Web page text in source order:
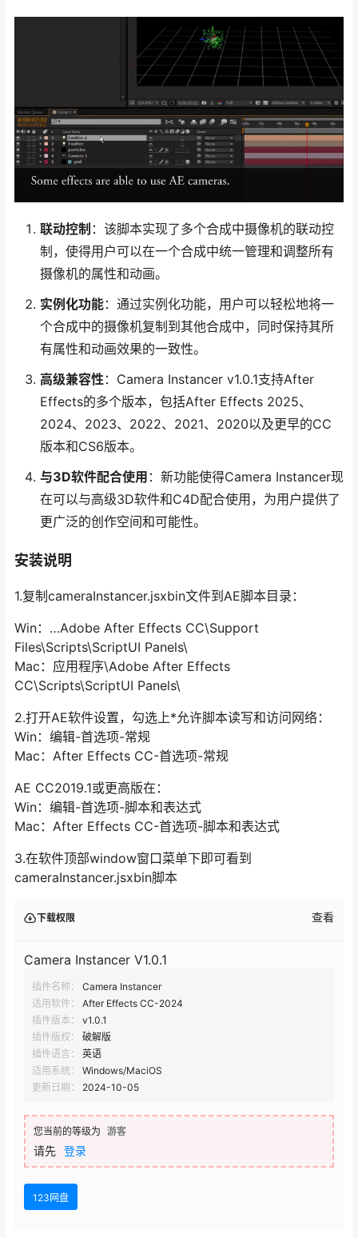
联动控制 ：该脚本实现了多个合成中摄像机的联动控
制，使得用户可以在一个合成中统一管理和调整所有
摄像机的属性和动画。
实例化功能：通过实例化功能，用户可以轻松地将一
个合成中的摄像机复制到其他合成中，同时保持其所
有属性和动画效果的一致性。
高级兼容性 ：Camera Instancer v1.0.1支持After
Effects的多个版本，包括After Effects 2025、
2024、2023、2022、2021、2020以及更早的CC
版本和CS6版本。
与3D软件配合使用 ：新功能使得Camera Instancer现
在可以与高级3D软件和C4D配合使用，为用户提供了
更广泛的创作空间和可能性。
安装说明
1.复制cameraInstancer.jsxbin文件到AE脚本目录：
Win：…Adobe After Effects CC\Support
Files\Scripts\ScriptUI Panels\
Mac：应用程序\Adobe After Effects
CC\Scripts\ScriptUI Panels\
2.打开AE软件设置，勾选上*允许脚本读写和访问网络：
Win：编辑-首选项-常规
Mac：After Effects CC-首选项-常规
AE CC2019.1或更高版在：
Win：编辑-首选项-脚本和表达式
Mac：After Effects CC-首选项-脚本和表达式
3.在软件顶部window窗口菜单下即可看到
cameraInstancer.jsxbin脚本
下载权限 查看
Camera Instancer V1.0.1
插件名称：
Camera Instancer
适用软件：
After Effects CC-2024
插件版本：
v1.0.1
插件版权：
破解版
插件语言：
英语
适用系统：
Windows/MaciOS
更新日期：
2024-10-05
您当前的等级为 游客
请先 登录
123网盘